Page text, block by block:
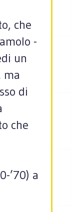
che
-
un
ma
di
che
’70) a